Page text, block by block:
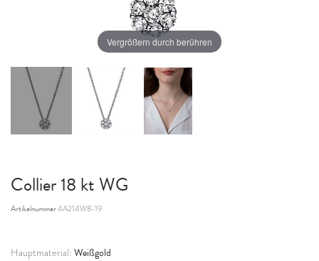
Vergrößern durch berühren
Collier 18 kt WG
Artikelnummer4A214W8-19
Hauptmaterial: Weißgold